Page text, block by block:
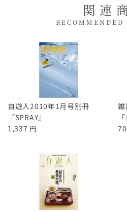
関連
RECOMMENDED
自遊人2010年1月号別冊
『SPRAY』
1,337 円